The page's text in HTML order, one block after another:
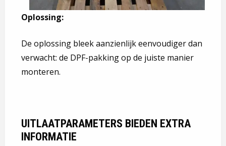
Oplossing:
De oplossing bleek aanzienlijk eenvoudiger dan
verwacht: de DPF-pakking op de juiste manier
monteren.
UITLAATPARAMETERS BIEDEN EXTRA
INFORMATIE